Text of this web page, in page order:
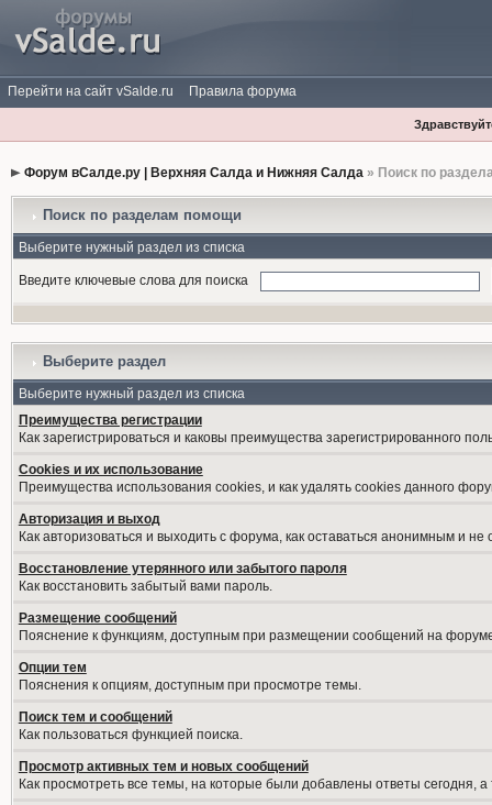
Перейти на сайт vSalde.ru Правила форума
Форум вСалде.ру | Верхняя Салда и Нижняя Салда» Поиск по
Поиск по разделам помощи
Выберите нужный раздел из списка
Введите ключевые слова для поиска
Выберите раздел
Выберите нужный раздел из списка
Преимущества регистрации
Как зарегистрироваться и каковы преимущества зарегистрированного
Cookies и их использование
Преимущества использования cookies, и как удалять cookies данного
Авторизация и выход
Как авторизоваться и выходить с форума, как оставаться анонимным и
Восстановление утерянного или забытого пароля
Как восстановить забытый вами пароль.
Размещение сообщений
Пояснение к функциям, доступным при размещении сообщений на
Опции тем
Пояснения к опциям, доступным при просмотре темы.
Поиск тем и сообщений
Как пользоваться функцией поиска.
Просмотр активных тем и новых сообщений
Как просмотреть все темы, на которые были добавлены ответы сегодня,